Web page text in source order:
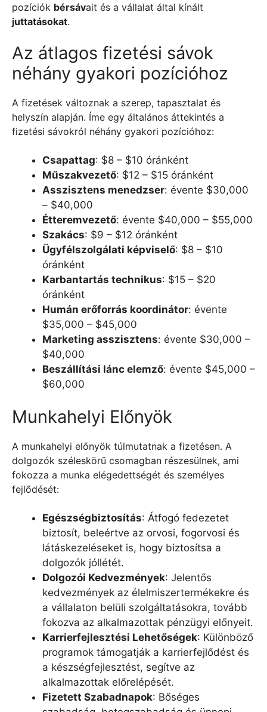
pozíciók bérsávait és a vállalat által kínált
juttatásokat.
Az átlagos fizetési sávok
néhány gyakori pozícióhoz
A fizetések változnak a szerep, tapasztalat és
helyszín alapján. Íme egy általános áttekintés a
fizetési sávokról néhány gyakori pozícióhoz:
Csapattag: $8 – $10 óránként
Műszakvezető: $12 – $15 óránként
Asszisztens menedzser: évente $30,000
– $40,000
Étteremvezető: évente $40,000 – $55,000
Szakács: $9 – $12 óránként
Ügyfélszolgálati képviselő: $8 – $10
óránként
Karbantartás technikus: $15 – $20
óránként
Humán erőforrás koordinátor: évente
$35,000 – $45,000
Marketing asszisztens: évente $30,000 –
$40,000
Beszállítási lánc elemző: évente $45,000 –
$60,000
Munkahelyi Előnyök
A munkahelyi előnyök túlmutatnak a fizetésen. A
dolgozók széleskörű csomagban részesülnek, ami
fokozza a munka elégedettségét és személyes
fejlődését:
Egészségbiztosítás: Átfogó fedezetet
biztosít, beleértve az orvosi, fogorvosi és
látáskezeléseket is, hogy biztosítsa a
dolgozók jóllétét.
Dolgozói Kedvezmények: Jelentős
kedvezmények az élelmiszertermékekre és
a vállalaton belüli szolgáltatásokra, tovább
fokozva az alkalmazottak pénzügyi előnyeit.
Karrierfejlesztési Lehetőségek: Különböző
programok támogatják a karrierfejlődést és
a készségfejlesztést, segítve az
alkalmazottak előrelépését.
Fizetett Szabadnapok: Bőséges